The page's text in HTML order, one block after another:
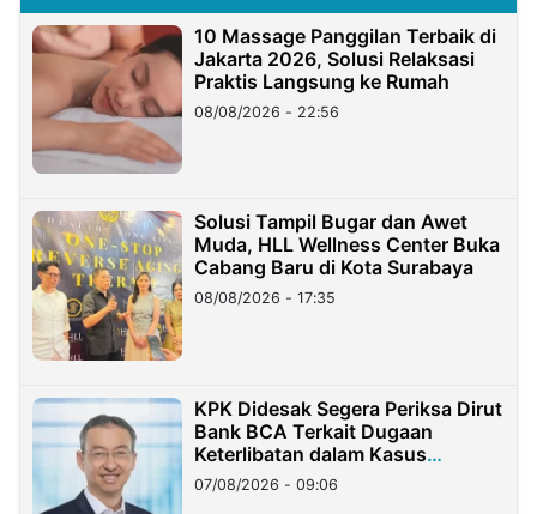
10 Massage Panggilan Terbaik di
Jakarta 2026, Solusi Relaksasi
Praktis Langsung ke Rumah
08/08/2026 - 22:56
Solusi Tampil Bugar dan Awet
Muda, HLL Wellness Center Buka
Cabang Baru di Kota Surabaya
08/08/2026 - 17:35
KPK Didesak Segera Periksa Dirut
Bank BCA Terkait Dugaan
Keterlibatan dalam Kasus
Hilangnya Dana Nasabah Rp2,58
Miliar
07/08/2026 - 09:06